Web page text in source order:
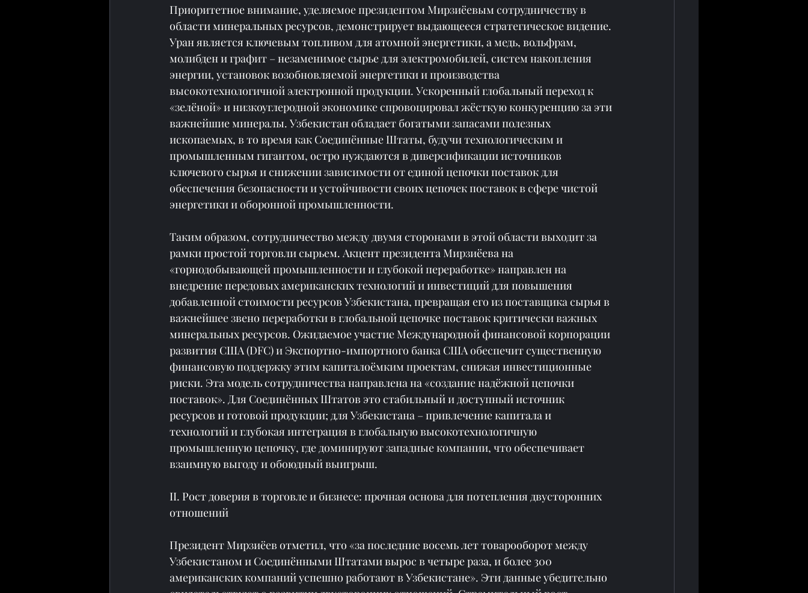
Приоритетное внимание, уделяемое президентом Мирзиёевым сотрудничеству в
области минеральных ресурсов, демонстрирует выдающееся стратегическое видение.
Уран является ключевым топливом для атомной энергетики, а медь, вольфрам,
молибден и графит – незаменимое сырье для электромобилей, систем накопления
энергии, установок возобновляемой энергетики и производства
высокотехнологичной электронной продукции. Ускоренный глобальный переход к
«зелёной» и низкоуглеродной экономике спровоцировал жёсткую конкуренцию за эти
важнейшие минералы. Узбекистан обладает богатыми запасами полезных
ископаемых, в то время как Соединённые Штаты, будучи технологическим и
промышленным гигантом, остро нуждаются в диверсификации источников
ключевого сырья и снижении зависимости от единой цепочки поставок для
обеспечения безопасности и устойчивости своих цепочек поставок в сфере чистой
энергетики и оборонной промышленности.
Таким образом, сотрудничество между двумя сторонами в этой области выходит за
рамки простой торговли сырьем. Акцент президента Мирзиёева на
«горнодобывающей промышленности и глубокой переработке» направлен на
внедрение передовых американских технологий и инвестиций для повышения
добавленной стоимости ресурсов Узбекистана, превращая его из поставщика сырья в
важнейшее звено переработки в глобальной цепочке поставок критически важных
минеральных ресурсов. Ожидаемое участие Международной финансовой корпорации
развития США (DFC) и Экспортно-импортного банка США обеспечит существенную
финансовую поддержку этим капиталоёмким проектам, снижая инвестиционные
риски. Эта модель сотрудничества направлена ​​на «создание надёжной цепочки
поставок». Для Соединённых Штатов это стабильный и доступный источник
ресурсов и готовой продукции; для Узбекистана – привлечение капитала и
технологий и глубокая интеграция в глобальную высокотехнологичную
промышленную цепочку, где доминируют западные компании, что обеспечивает
взаимную выгоду и обоюдный выигрыш.
II. Рост доверия в торговле и бизнесе: прочная основа для потепления двусторонних
отношений
Президент Мирзиёев отметил, что «за последние восемь лет товарооборот между
Узбекистаном и Соединёнными Штатами вырос в четыре раза, и более 300
американских компаний успешно работают в Узбекистане». Эти данные убедительно